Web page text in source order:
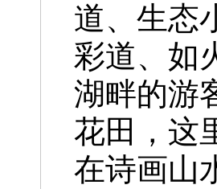
道、生态
彩道、如
湖畔的游
花田，这
在诗画山